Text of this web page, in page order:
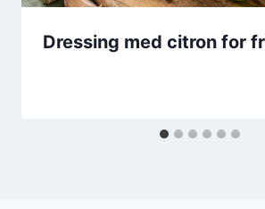
Dressing med citron for